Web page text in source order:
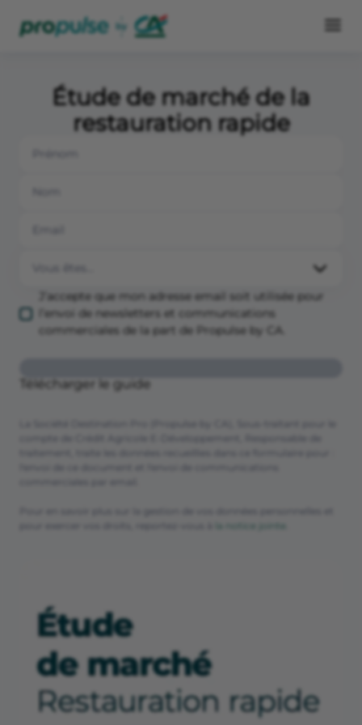
Étude de marché de la
restauration rapide
J’accepte que mon adresse email soit utilisée pour
l’envoi de newsletters et communications
commerciales de la part de Propulse by CA.
Télécharger le guide